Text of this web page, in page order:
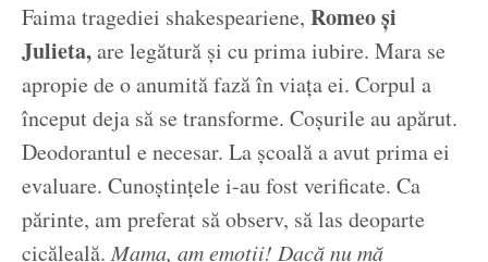
Faima tragediei shakespeariene, Romeo și
Julieta,are legătură și cu prima iubire. Mara se
apropie de o anumită fază în viața ei. Corpul a
început deja să se transforme. Coșurile au apărut.
Deodorantul e necesar. La școală a avut prima ei
evaluare. Cunoștințele i-au fost verificate. Ca
părinte, am preferat să observ, să las deoparte
cicăleală. Mama, am emoții! Dacă nu mă